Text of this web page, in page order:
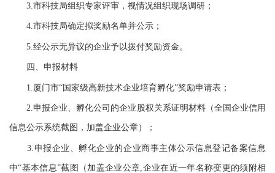
3.市科技局组织专家评审，视情况组织现场调研；
4.市科技局确定拟奖励名单并公示；
5.经公示无异议的企业予以拨付奖励资金。
四、申报材料
1.厦门市“国家级高新技术企业培育孵化”奖励申请表；
2.申报企业、孵化公司的企业股权关系证明材料（全国企业信用
信息公示系统截图，加盖企业公章）；
3.申报企业、孵化企业的企业商事主体公示信息登记备案信息
中“基本信息”截图（加盖企业公章,企业在近一年名称变更的须附相